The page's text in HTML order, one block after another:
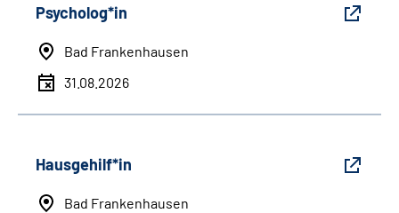
Psycholog*in
Bad Frankenhausen
31.08.2026
Hausgehilf*in
Bad Frankenhausen